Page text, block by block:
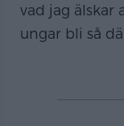
vad jag älskar
ungar bli så